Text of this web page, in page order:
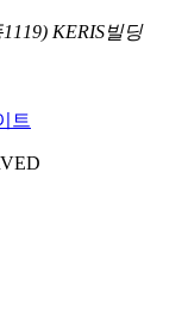
KERIS빌딩